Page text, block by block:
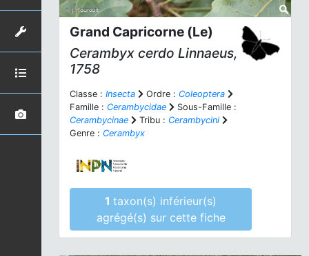
Grand Capricorne (Le)
Cerambyx cerdo Linnaeus,
1758
Classe : Insecta Ordre : Coleoptera
Famille : Cerambycidae
Sous-Famille :
Cerambycinae
Tribu : Cerambycini
Genre : Cerambyx
1taxon(s) inférieur(s)
agrégé(s) sur cette fiche